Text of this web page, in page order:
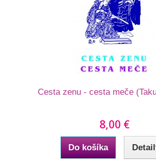
Cesta zenu - cesta meče
8,00 €
Do košíka